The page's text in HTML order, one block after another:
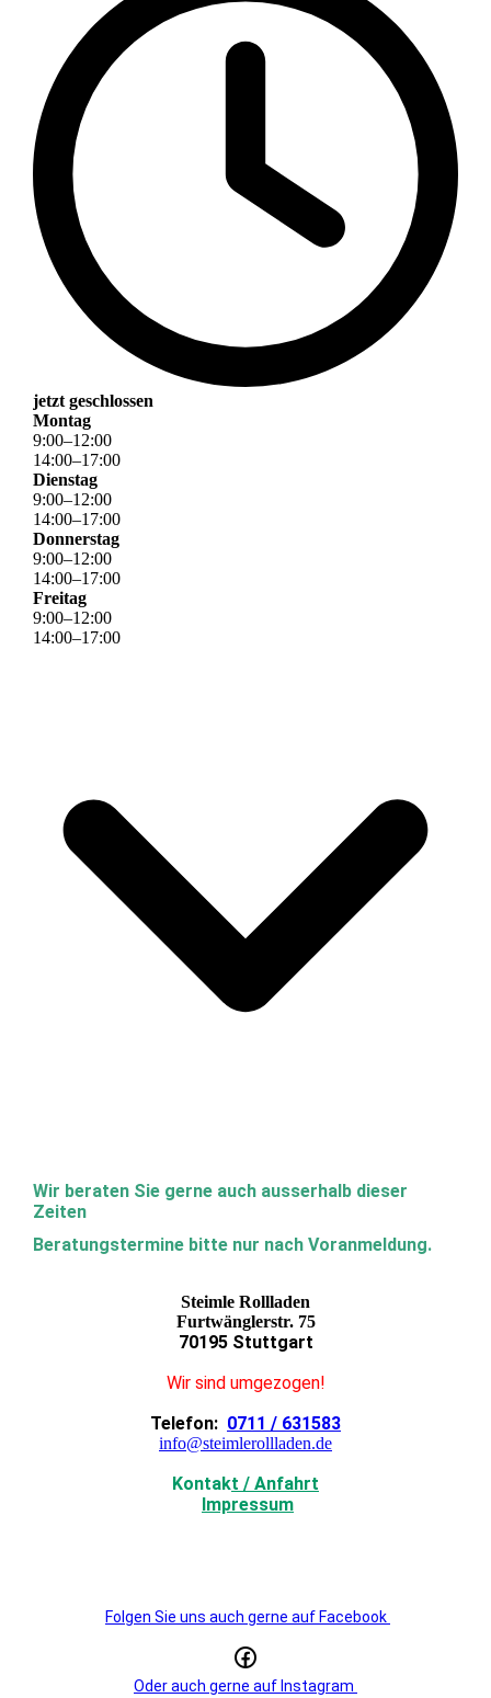
jetzt geschlossen
Montag
9:00–12:00
14:00–17:00
Dienstag
9:00–12:00
14:00–17:00
Donnerstag
9:00–12:00
14:00–17:00
Freitag
9:00–12:00
14:00–17:00
Wir beraten Sie gerne auch ausserhalb dieser
Zeiten
Beratungstermine bitte nur nach Voranmeldung.
Steimle Rollladen
Furtwänglerstr. 75
70195 Stuttgart
Wir sind umgezogen!
Telefon: 0711 / 631583
info@steimlerollladen.de
Kontakt / Anfahrt
Impressum
Folgen Sie uns auch gerne auf Facebook
Oder auch gerne auf Instagram